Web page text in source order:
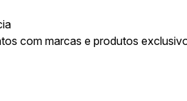
com marcas e produtos